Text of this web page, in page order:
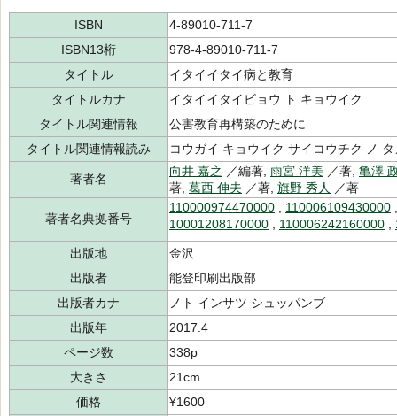
ISBN
4-89010-711-7
ISBN13桁
978-4-89010-711-7
タイトル
イタイイタイ病と教育
タイトルカナ
イタイイタイビョウ ト キョウイク
タイトル関連情報
公害教育再構築のために
タイトル関連情報読み
コウガイ キョウイク サイコウチク ノ
著者名
向井 嘉之 ／編著, 雨宮 洋美 ／著, 亀澤
著, 葛西 伸夫 ／著, 旗野 秀人 ／著
著者名典拠番号
110000974470000 110006109430000
10001208170000
110006242160000
出版地
金沢
出版者
能登印刷出版部
出版者カナ
ノト インサツ シュッパンブ
出版年
2017.4
ページ数
338p
大きさ
21cm
価格
¥1600